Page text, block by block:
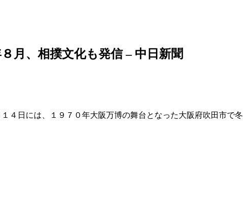
月、相撲文化も発信 – 中日新聞
４日には、１９７０年大阪万博の舞台となった大阪府吹田市で冬